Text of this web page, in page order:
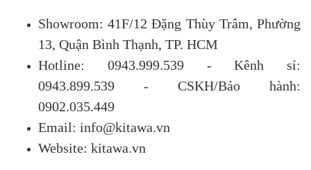
Showroom: 41F/12 Đặng Thùy Trâm, Phường
13, Quận Bình Thạnh, TP. HCM
Hotline: 0943.999.539 - Kênh sỉ:
0943.899.539 - CSKH/Bảo hành:
0902.035.449
Email: info@kitawa.vn
Website: kitawa.vn